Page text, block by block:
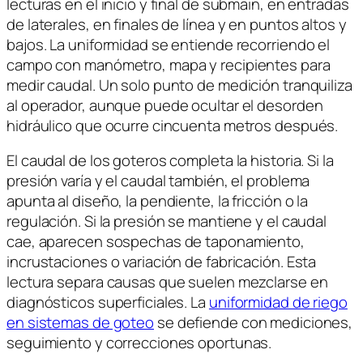
de laterales, en finales de línea y en puntos altos y
bajos. La uniformidad se entiende recorriendo el
campo con manómetro, mapa y recipientes para
medir caudal. Un solo punto de medición tranquiliza
al operador, aunque puede ocultar el desorden
hidráulico que ocurre cincuenta metros después.
El caudal de los goteros completa la historia. Si la
presión varía y el caudal también, el problema
apunta al diseño, la pendiente, la fricción o la
regulación. Si la presión se mantiene y el caudal
cae, aparecen sospechas de taponamiento,
incrustaciones o variación de fabricación. Esta
lectura separa causas que suelen mezclarse en
diagnósticos superficiales. La uniformidad de riego
en sistemas de goteo se defiende con mediciones,
seguimiento y correcciones oportunas.